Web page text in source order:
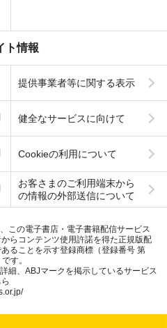
ト情報
提供事業者等に関する表示
健全なサービスに向けて
Cookieの利用について
お客さまのご利用端末から
の情報の外部送信について
この電子書店・電子書籍配信サービス
らコンテンツ使用許諾を得た正規版配
ることを示す登録商標（登録番号 第
す。
細、ABJマークを掲示しているサービス